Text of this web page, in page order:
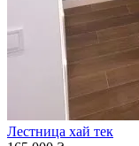
Лестница хай тек